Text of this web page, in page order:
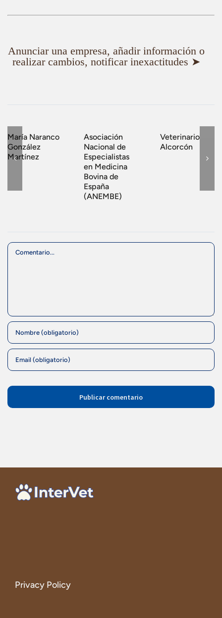
Anunciar una empresa, añadir información o
realizar cambios, notificar inexactitudes ➤
María Naranco
González
Martínez
Asociación
Nacional de
Especialistas
en Medicina
Bovina de
España
(ANEMBE)
Veterinario
Alcorcón
Comment
Privacy Policy